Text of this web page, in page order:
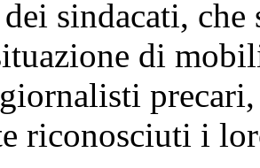
sindacati,
di
riconosciuti i